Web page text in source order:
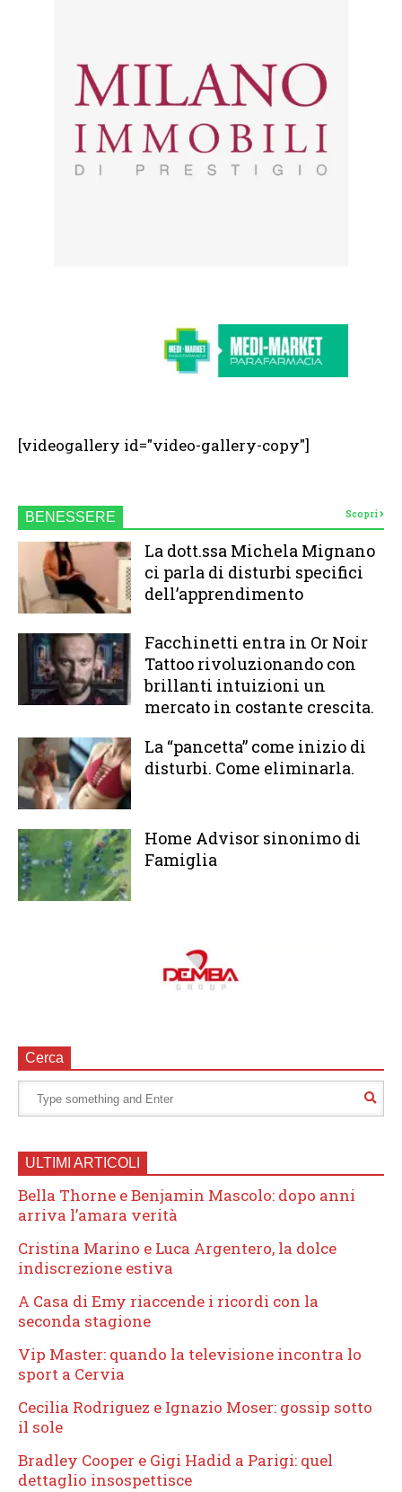
[videogallery id="video-gallery-copy"]
BENESSERE Scopri
La dott.ssa Michela Mignano
ci parla di disturbi specifici
dell’apprendimento
Facchinetti entra in Or Noir
Tattoo rivoluzionando con
brillanti intuizioni un
mercato in costante crescita.
La “pancetta” come inizio di
disturbi. Come eliminarla.
Home Advisor sinonimo di
Famiglia
Cerca
ULTIMI ARTICOLI
Bella Thorne e Benjamin Mascolo: dopo anni
arriva l’amara verità
Cristina Marino e Luca Argentero, la dolce
indiscrezione estiva
A Casa di Emy riaccende i ricordi con la
seconda stagione
Vip Master: quando la televisione incontra lo
sport a Cervia
Cecilia Rodriguez e Ignazio Moser: gossip sotto
il sole
Bradley Cooper e Gigi Hadid a Parigi: quel
dettaglio insospettisce